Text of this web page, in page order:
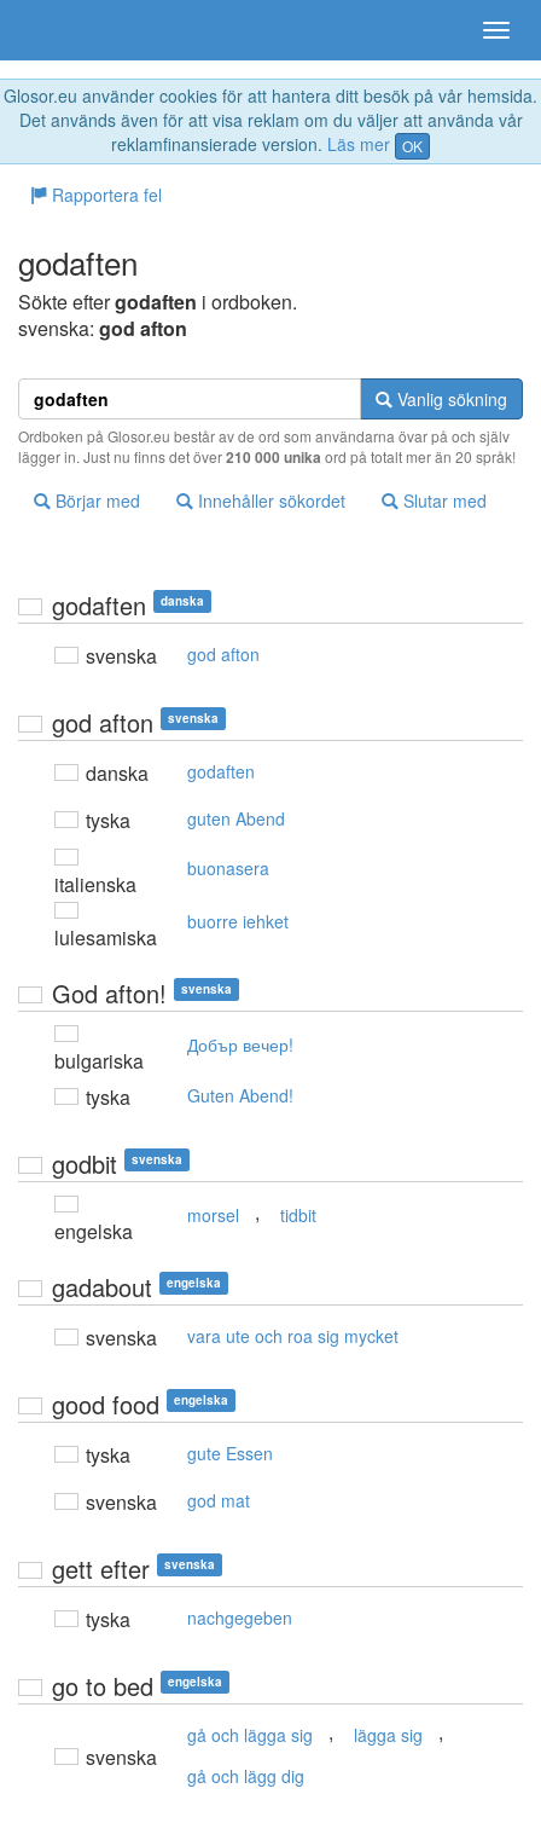
Glosor.eu använder cookies för att hantera ditt besök på vår hemsida.
Det används även för att visa reklam om du väljer att använda vår
reklamfinansierade version. Läs mer OK
Rapportera fel
godaften
Sökte eftergodaften i ordboken.
svenska: god afton
Vanlig sökning
Ordboken på Glosor.eu består av de ord som användarna övar på och själv
lägger in. Just nu finns det över210 000 unika ord på totalt mer än 20 språk!
Börjar med Innehåller sökordet Slutar med
godaften danska
svenska god afton
god afton svenska
danska godaften
tyska guten Abend
italienska
buonasera
lulesamiska
buorre iehket
God afton! svenska
bulgariska
Добър вечер!
tyska Guten Abend!
godbit svenska
engelska
morsel , tidbit
gadabout engelska
svenska vara ute och roa sig mycket
good food engelska
tyska gute Essen
svenska god mat
gett efter svenska
tyska nachgegeben
go to bed engelska
svenska
gå och lägga sig , lägga sig ,
gå och lägg dig